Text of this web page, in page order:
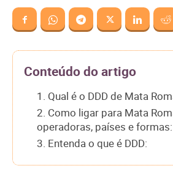
Conteúdo do artigo
1. Qual é o DDD de Mata
2. Como ligar para Mata
operadoras, países e formas:
3. Entenda o que é DDD: